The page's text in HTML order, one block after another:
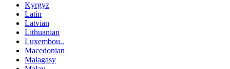
Kyrgyz
Latin
Latvian
Lithuanian
Luxembou..
Macedonian
Malagasy